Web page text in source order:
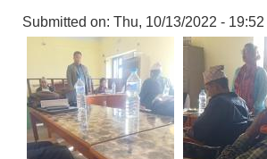
Submitted on: Thu, 10/13/2022 - 19:52